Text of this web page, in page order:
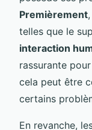
Premièrement
telles que le
interaction
rassurante
cela peut être
certains
En revanche,